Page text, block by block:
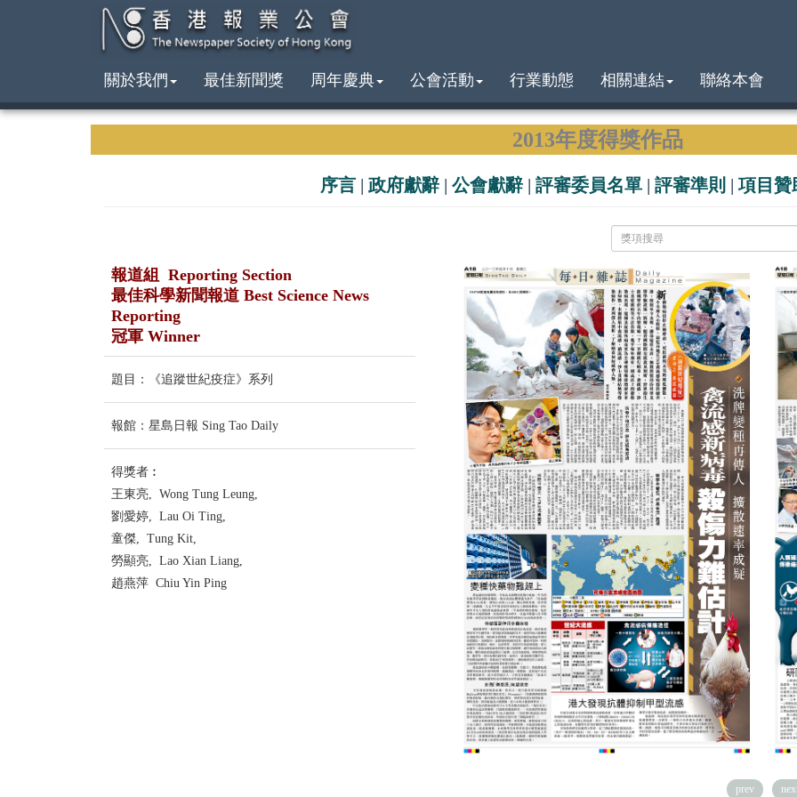
關於我們 最佳新聞獎 周年慶典 公會活動 行業動態 相關連結 聯絡本會
2013年度得獎作品
序言 | 政府獻辭 | 公會獻辭 | 評審委員名單 | 評審準則 | 項目贊
報道組 Reporting Section
最佳科學新聞報道 Best Science News
Reporting
冠軍 Winner
題目：《追蹤世紀疫症》系列
報館：星島日報 Sing Tao Daily
得獎者︰
王東亮, Wong Tung Leung,
劉愛婷, Lau Oi Ting,
童傑, Tung Kit,
勞顯亮, Lao Xian Liang,
趙燕萍 Chiu Yin Ping
prev